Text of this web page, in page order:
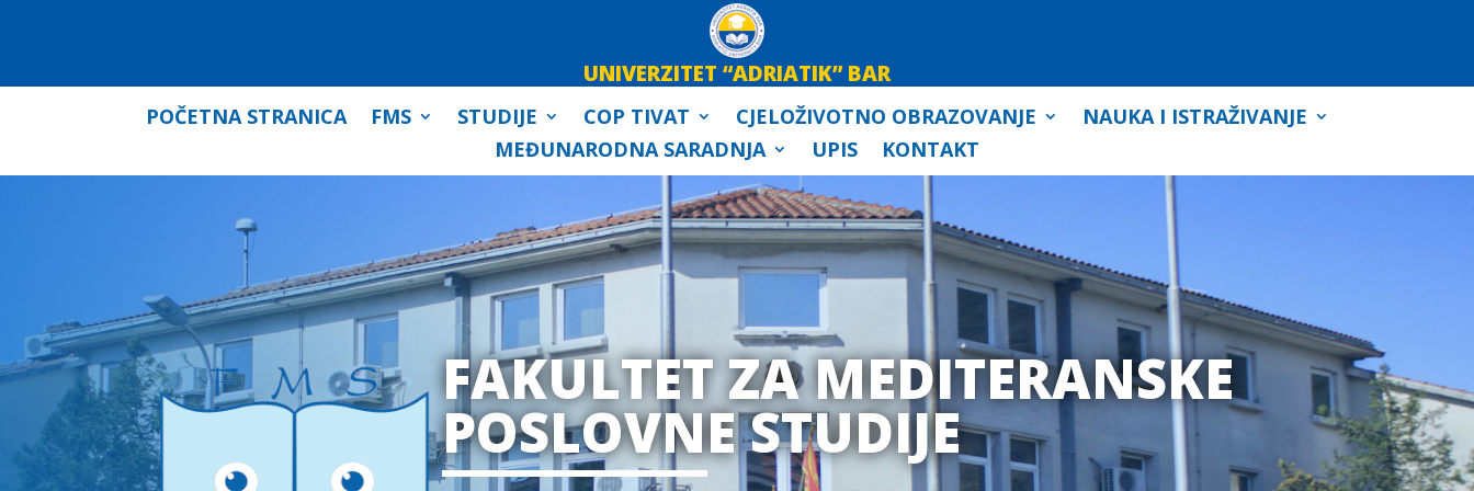
UNIVERZITET “ADRIATIK” BAR
POČETNA STRANICA FMS STUDIJE COP TIVAT CJELOŽIVOTNO OBRAZOVANJE
NAUKA I ISTRAŽIVANJE
MEĐUNARODNA SARADNJA
UPIS KONTAKT
FAKULTET ZA MEDITERANSKE
POSLOVNE STUDIJE